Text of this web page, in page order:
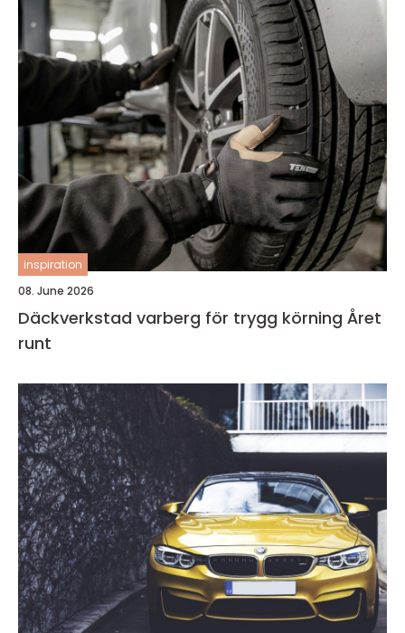
inspiration
08. June 2026
Däckverkstad varberg för trygg körning Året
runt